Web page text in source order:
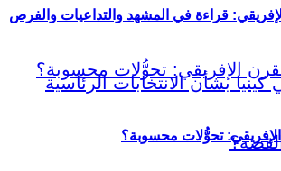
قراءة في المشهد والتداعيات والفرص
الإفريقي: تحوُّلات محسوبة؟